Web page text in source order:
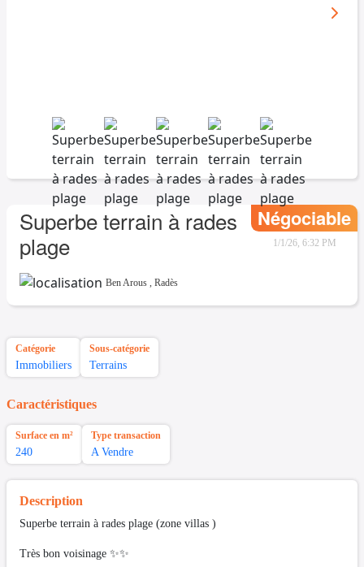
Superbe terrain à rades
plage
Négociable
1/1/26, 6:32 PM
Ben Arous , Radès
Catégorie
Immobiliers
Sous-catégorie
Terrains
Caractéristiques
Surface en m²
240
Type transaction
A Vendre
Description
Superbe terrain à rades plage (zone villas )
Très bon voisinage ✨✨